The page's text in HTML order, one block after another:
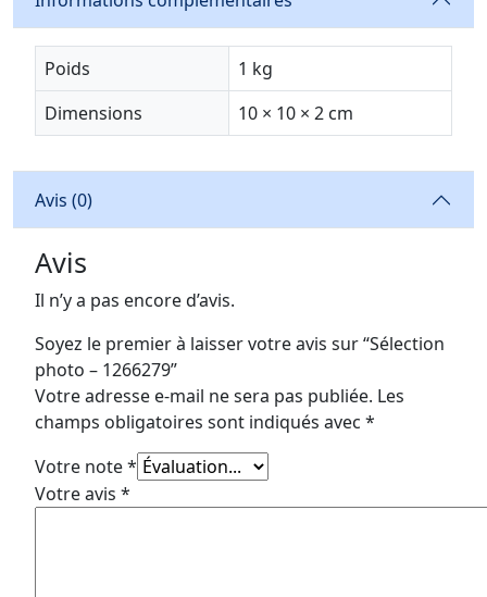
Poids
1 kg
Dimensions
10 × 10 × 2 cm
Avis (0)
Avis
Il n’y a pas encore d’avis.
Soyez le premier à laisser votre avis sur “Sélection
photo – 1266279”
Votre adresse e-mail ne sera pas publiée. Les
champs obligatoires sont indiqués avec *
Votre note*
Votre avis *